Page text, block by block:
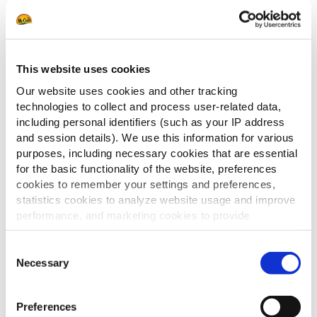
This website uses cookies
Our website uses cookies and other tracking
technologies to collect and process user-related data,
including personal identifiers (such as your IP address
and session details). We use this information for various
purposes, including necessary cookies that are essential
for the basic functionality of the website, preferences
cookies to remember your settings and preferences,
statistics cookies to analyze website usage and improve
performance, and marketing cookies to provide
personalized content and advertising.
By clicking 'Allow all cookies', you consent to the use of
all cookies. If you'd like to customize your preferences,
'Allow selection.'
Selection
Necessary
Preferences
Les solutions pratiques
proposées par un
fournisseur restauration
scolaire
Des repas prêts à servir
Les fournisseurs de repas cantine scolaire modernesproposent
de plus en plus de produits prêts à l’emploi, limitant les
manipulations et simplifiant la préparation.
Chez McCain, de nombreux produits surgelés se préparent
menus de restaurant
, du plat principal à